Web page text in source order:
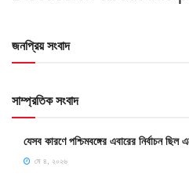
জনপ্রিয় সংবাদ
সাম্প্রতিক সংবাদ
যেসব কারণে পশ্চিমবঙ্গের এবারের নির্বাচন
মে ৪, ২০২৬